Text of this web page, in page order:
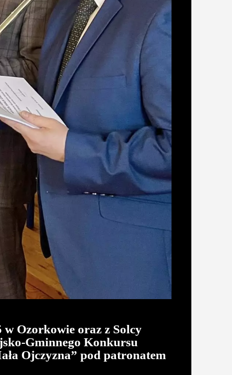
w Ozorkowie oraz z Solcy
Gminnego Konkursu
Ojczyzna” pod patronatem